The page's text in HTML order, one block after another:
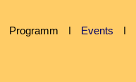
Programm ǀ Events ǀ